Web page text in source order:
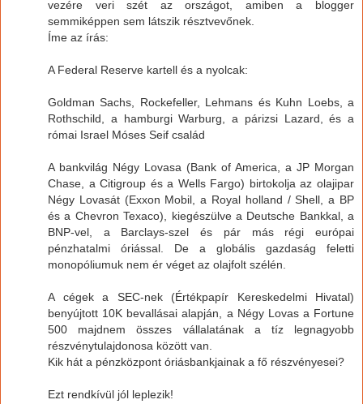
vezére veri szét az országot, amiben a blogger
semmiképpen sem látszik résztvevőnek.
Íme az írás:
A Federal Reserve kartell és a nyolcak:
Goldman Sachs, Rockefeller, Lehmans és Kuhn Loebs, a
Rothschild, a hamburgi Warburg, a párizsi Lazard, és a
római Israel Móses Seif család
A bankvilág Négy Lovasa (Bank of America, a JP Morgan
Chase, a Citigroup és a Wells Fargo) birtokolja az olajipar
Négy Lovasát (Exxon Mobil, a Royal holland / Shell, a BP
és a Chevron Texaco), kiegészülve a Deutsche Bankkal, a
BNP-vel, a Barclays-szel és pár más régi európai
pénzhatalmi óriással. De a globális gazdaság feletti
monopóliumuk nem ér véget az olajfolt szélén.
A cégek a SEC-nek (Értékpapír Kereskedelmi Hivatal)
benyújtott 10K bevallásai alapján, a Négy Lovas a Fortune
500 majdnem összes vállalatának a tíz legnagyobb
részvénytulajdonosa között van.
Kik hát a pénzközpont óriásbankjainak a fő részvényesei?
Ezt rendkívül jól leplezik!